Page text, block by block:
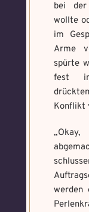
bei der
wollte
im
Arme
spürte
fest
Konflikt
werden